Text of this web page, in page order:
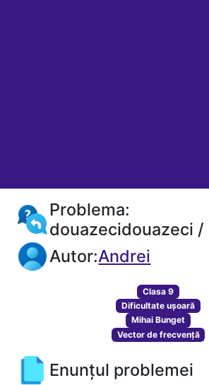
Problema:
douazecidouazeci /
Autor:Andrei
Clasa 9
Dificultate ușoară
Mihai Bunget
Vector de frecvență
Enunțul problemei